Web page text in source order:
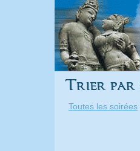
Toutes les soirées